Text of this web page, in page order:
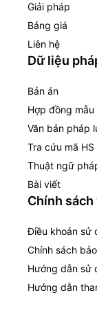
Giải pháp
Bảng giá
Liên hệ
Dữ liệu
Bản án
Hợp đồng mẫu
Văn bản pháp
Tra cứu mã HS
Thuật ngữ
Bài viết
Chính sách
Điều khoản sử
Chính sách
Hướng dẫn sử
Hướng dẫn